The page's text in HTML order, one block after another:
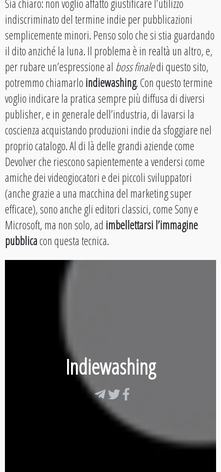
Sia chiaro: non voglio affatto giustificare l’utilizzo
indiscriminato del termine indie per pubblicazioni
semplicemente minori. Penso solo che si stia guardando
il dito anziché la luna. Il problema è in realtà un altro, e,
per rubare un’espressione al boss finaledi questo sito,
potremmo chiamarloindiewashing. Con questo termine
voglio indicare la pratica sempre più diffusa di diversi
publisher, e in generale dell’industria, di lavarsi la
coscienza acquistando produzioni indie da sfoggiare nel
proprio catalogo. Al di là delle grandi aziende come
Devolver che riescono sapientemente a vendersi come
amiche dei videogiocatori e dei piccoli sviluppatori
(anche grazie a una macchina del marketing super
efficace), sono anche gli editori classici, come Sony e
Microsoft, ma non solo, ad imbellettarsi l’immagine
pubblicacon questa tecnica.
Indiewashing